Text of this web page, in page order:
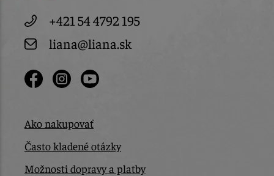
+421 54 4792 195
liana@liana.sk
Ako nakupovať
Často kladené otázky
Možnosti dopravy a platby